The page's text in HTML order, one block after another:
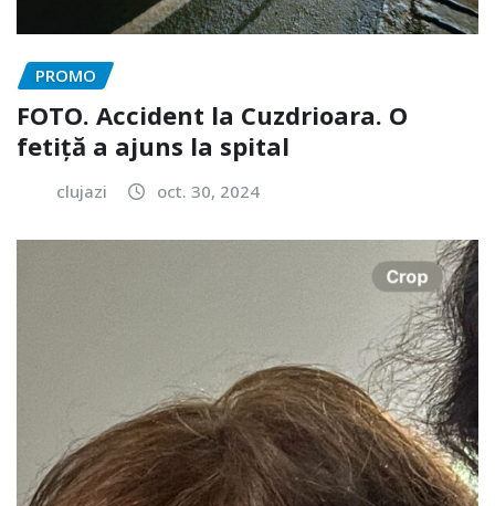
PROMO
FOTO. Accident la Cuzdrioara. O
fetiță a ajuns la spital
clujazi oct. 30, 2024